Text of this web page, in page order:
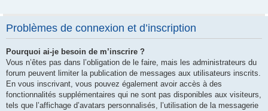
Problèmes de connexion et d’inscription
Pourquoi ai-je besoin de m’inscrire ?
Vous n’êtes pas dans l’obligation de le faire, mais les administrateurs du
forum peuvent limiter la publication de messages aux utilisateurs inscrits.
En vous inscrivant, vous pouvez également avoir accès à des
fonctionnalités supplémentaires qui ne sont pas disponibles aux visiteurs,
tels que l’affichage d’avatars personnalisés, l’utilisation de la messagerie